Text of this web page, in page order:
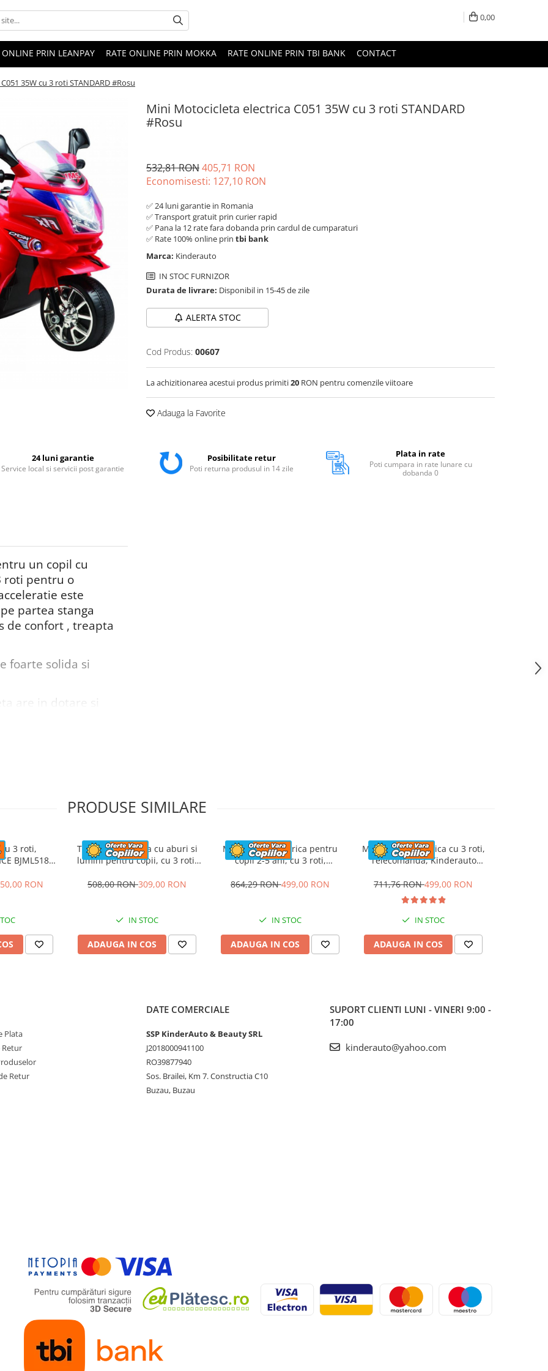
0,00
ONLINE PRIN LEANPAY RATE ONLINE PRIN MOKKA RATE ONLINE PRIN TBI BANK CONTACT
35W cu 3 roti STANDARD #Rosu
Mini Motocicleta electrica C051 35W cu 3 roti STANDARD
#Rosu
532,81 RON405,71 RON
Economisesti: 127,10 RON
✅ 24 luni garantie in Romania
✅ Transport gratuit prin curier rapid
✅ Pana la 12 rate fara dobanda prin cardul de cumparaturi
✅ Rate 100% online prin tbi bank
Marca: Kinderauto
IN STOC FURNIZOR
Durata de livrare: Disponibil in 15-45 de zile
ALERTA STOC
Cod Produs: 00607
La achizitionarea acestui produs primiti20 RON pentru comenzile viitoare
Adauga la Favorite
24 luni garantie
Service local si servicii post garantie
Posibilitate retur
Poti returna produsul in 14 zile
Plata in rate
Poti cumpara in rate lunare cu
dobanda 0
un copil cu
roti pentru o
este
partea stanga
de confort , treapta
foarte solida si
are in dotare si
ci ea
ce ies in cale ,
este bine si ce
, imaginatia si
PRODUSE SIMILARE
3 roti,
BJML5188
RON
Trotineta electrica cu aburi si
lumini pentru copii, cu 3 roti,
30W, 6V 4.5Ah, roz
508,00 RON309,00 RON
IN STOC
ADAUGA IN COS
Motocicleta electrica pentru
copii 2-5 ani, cu 3 roti,
12V 7Ah, Roz
864,29 RON499,00 RON
IN STOC
ADAUGA IN COS
Motocicleta electrica cu 3 roti,
Telecomanda, Kinderauto
711,76 RON499,00 RON
IN STOC
ADAUGA IN COS
Plata
Retur
Retur
DATE COMERCIALE
SSP KinderAuto & Beauty SRL
J2018000941100
RO39877940
Sos. Brailei, Km 7. Constructia C10
Buzau, Buzau
SUPORT CLIENTI LUNI - VINERI 9:00 -
17:00
kinderauto@yahoo.com